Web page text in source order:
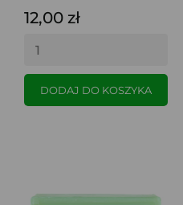
12,00 zł
DODAJ DO KOSZYKA